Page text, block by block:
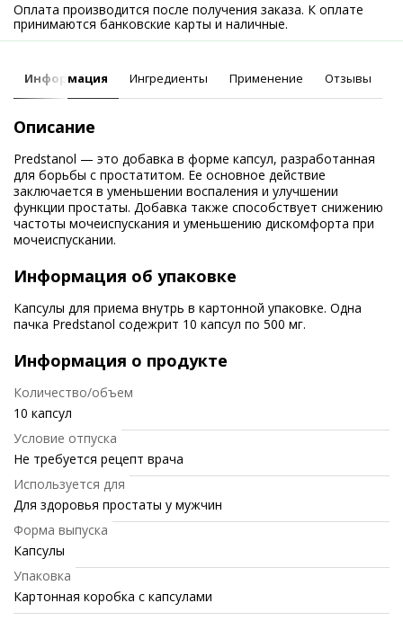
Оплата производится после получения заказа. К оплате
принимаются банковские карты и наличные.
Информация Ингредиенты Применение Отзывы
Описание
Predstanol — это добавка в форме капсул, разработанная
для борьбы с простатитом. Ее основное действие
заключается в уменьшении воспаления и улучшении
функции простаты. Добавка также способствует снижению
частоты мочеиспускания и уменьшению дискомфорта при
мочеиспускании.
Информация об упаковке
Капсулы для приема внутрь в картонной упаковке. Одна
пачка Predstanol содежрит 10 капсул по 500 мг.
Информация о продукте
Количество/объем
10 капсул
Условие отпуска
Не требуется рецепт врача
Используется для
Для здоровья простаты у мужчин
Форма выпуска
Капсулы
Упаковка
Картонная коробка с капсулами